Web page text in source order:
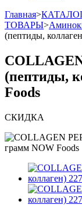
Главная>
ТОВАРЫ>
(пептиды,
(пептиды,
Foods
СКИДКА